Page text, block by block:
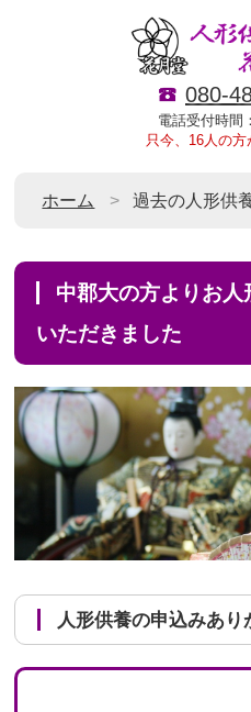
080-
電話受付時間
只今、16人の方
ホーム 過去の人形供
中郡大の方よりお人形供養のお申し込みを
いただきました
人形供養の申込みあ